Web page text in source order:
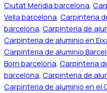
Ciutat Meridia barcelona,
Vella barcelona, Carpinteria
barcelona, Carpinteria de
Carpinteria de aluminio en
Carpinteria de aluminio
Born barcelona, Carpinteria
barcelona, Carpinteria de
Carpinteria de aluminio en el